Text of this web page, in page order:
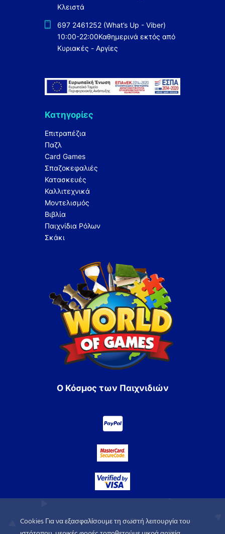
Κλειστά
697 2461252 (What’s Up - Viber)
10:00-22:00Καθημερινά εκτός από
Κυριακές - Αργίες
Κατηγορίες
Επιτραπέζια
Παζλ
Card Games
Σπαζοκεφαλιές
Κατασκευές
Καλλιτεχνικά
Μοντελισμός
Βιβλία
Παιχνίδια Ρόλων
Σκάκι
Ο Κόσμος των Παιχνιδιών
Cookies Για να εξασφαλίσουμε τη σωστή λειτουργία του